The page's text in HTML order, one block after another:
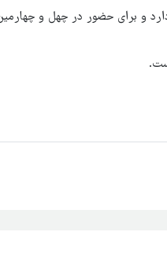
و برای حضور در چهل و